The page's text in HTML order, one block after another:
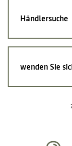
Händlersuche
wenden Sie